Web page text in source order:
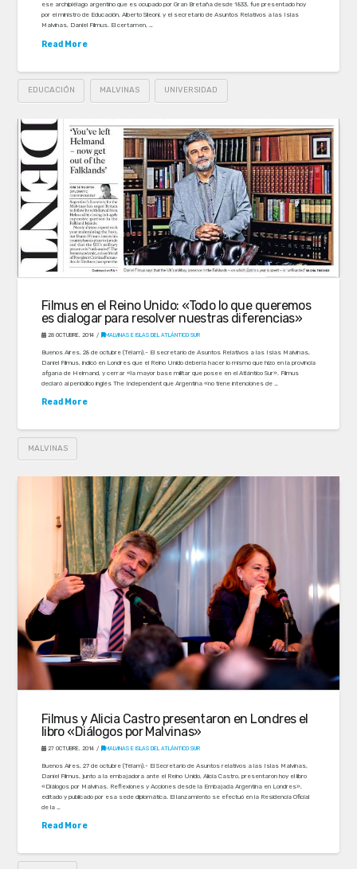
ese archipiélago argentino que es ocupado por Gran Bretaña desde 1833, fue presentado hoy
por el ministro de Educación, Alberto Sileoni, y el secretario de Asuntos Relativos a las Islas
Malvinas, Daniel Filmus. El certamen, …
Read More
EDUCACIÓN MALVINAS UNIVERSIDAD
Filmus en el Reino Unido: «Todo lo que queremos
es dialogar para resolver nuestras diferencias»
28 OCTUBRE, 2014 MALVINAS E ISLAS DEL ATLÁNTICO SUR
Buenos Aires, 28 de octubre (Télam).- El secretario de Asuntos Relativos a las Islas Malvinas,
Daniel Filmus, indicó en Londres que el Reino Unido debería hacer lo mismo que hizo en la provincia
afgana de Helmand, y cerrar «la mayor base militar que posee en el Atlántico Sur». Filmus
declaró al periódico inglés The Independent que Argentina «no tiene intenciones de …
Read More
MALVINAS
Filmus y Alicia Castro presentaron en Londres el
libro «Diálogos por Malvinas»
27 OCTUBRE, 2014 MALVINAS E ISLAS DEL ATLÁNTICO SUR
Buenos Aires, 27 de octubre (Télam).- El Secretario de Asuntos relativos a las Islas Malvinas,
Daniel Filmus, junto a la embajadora ante el Reino Unido, Alicia Castro, presentaron hoy el libro
«Diálogos por Malvinas. Reflexiones y Acciones desde la Embajada Argentina en Londres»,
editado y publicado por esa sede diplomática. El lanzamiento se efectuó en la Residencia Oficial
de la …
Read More